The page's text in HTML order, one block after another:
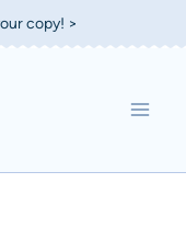
copy! >